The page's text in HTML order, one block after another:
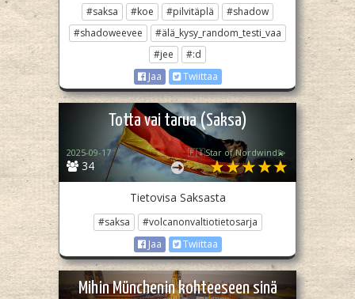
#saksa #koe #pilvitäplä
#shadow
#shadoweevee
#älä_kysy_random_testi_vaa
#jee
#:d
Jaa
Twiittaa
Totta vai tarua (Saksa)
34
2025-09-17 🇫🇮Star of Nordwind💫
Tietovisa Saksasta
#saksa
#volcanonvaltiotietosarja
Jaa
Twiittaa
Mihin Münchenin kohteeseen sinä